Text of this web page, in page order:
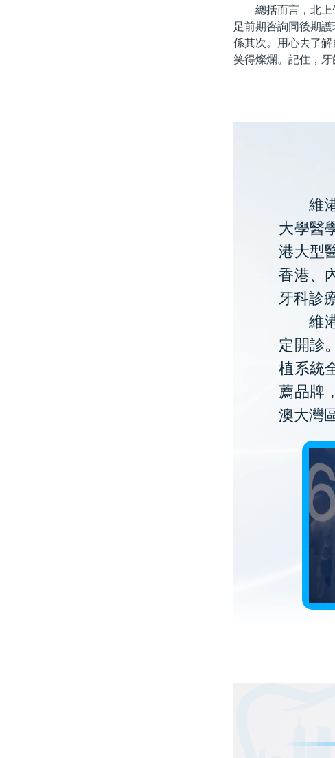
總括而言，北上做
足前期咨詢同後期
係其次。用心去了
笑得燦爛。記住，牙
維
大學醫
港大型
香港、
牙科診
維
定開診
植系統
薦品牌
澳大灣